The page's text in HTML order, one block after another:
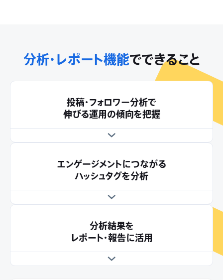
分析・レポート機能でできること
投稿・フォロワー分析で
伸びる運用の傾向を把握
エンゲージメントにつながる
ハッシュタグを分析
分析結果を
レポート・報告に活用